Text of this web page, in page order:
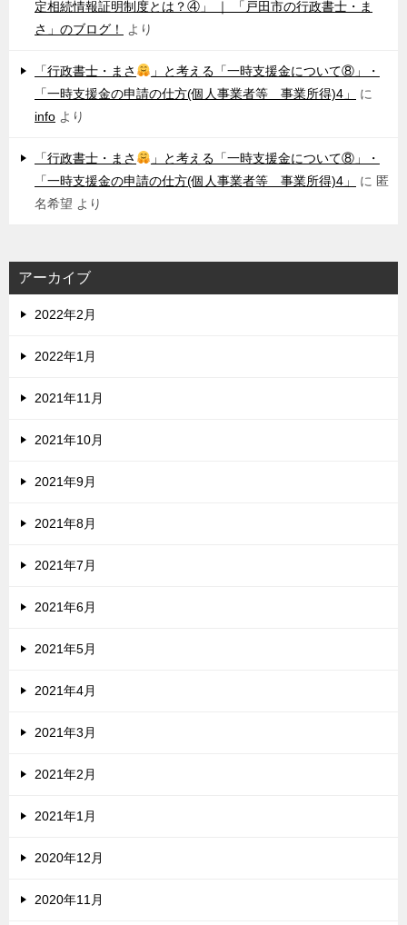
定相続情報証明制度とは？④」 ｜ 「戸田市の行政書士・ま
さ」のブログ！
より
「行政書士・まさ
」と考える「一時支援金について⑧」・
「一時支援金の申請の仕方(個人事業者等 事業所得)4」
に
info より
「行政書士・まさ
」と考える「一時支援金について⑧」・
「一時支援金の申請の仕方(個人事業者等 事業所得)4」
に 匿
名希望 より
アーカイブ
2022年2月
2022年1月
2021年11月
2021年10月
2021年9月
2021年8月
2021年7月
2021年6月
2021年5月
2021年4月
2021年3月
2021年2月
2021年1月
2020年12月
2020年11月